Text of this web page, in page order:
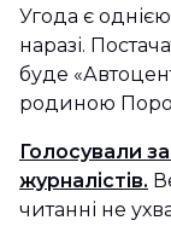
Угода є
наразі.
буде
родиною
Голосували
журналістів.
читанні не